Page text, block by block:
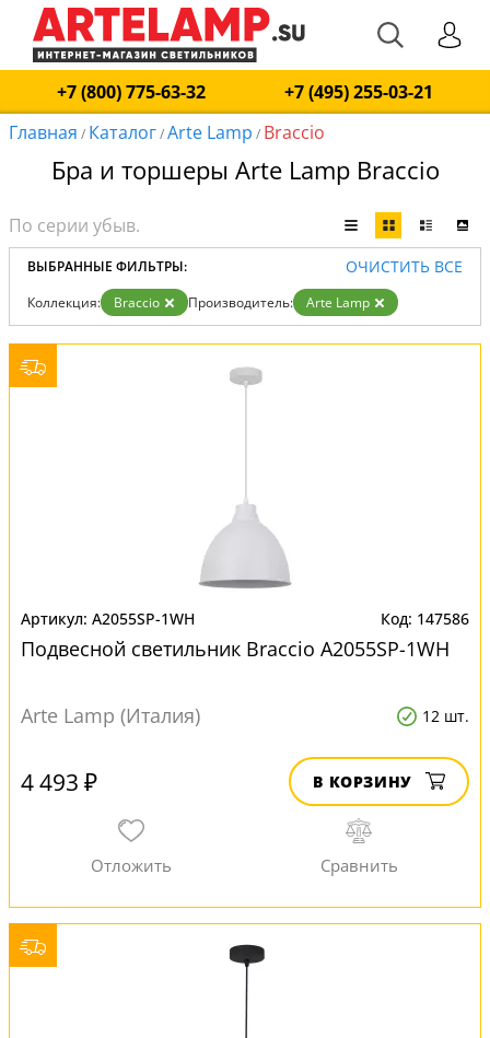
+7 (800) 775-63-32
+7 (495) 255-03-21
Главная / Каталог/Arte Lamp / Braccio
Бра и торшеры Arte Lamp Braccio
ВЫБРАННЫЕ ФИЛЬТРЫ: ОЧИСТИТЬ ВСЕ
Коллекция: Braccio Производитель: Arte Lamp
A2055SP-1WH 147586
Подвесной светильник Braccio A2055SP-1WH
Arte Lamp (Италия) 12 шт.
4 493 ₽ В КОРЗИНУ